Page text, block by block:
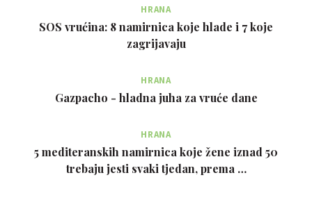
HRANA
SOS vrućina: 8 namirnica koje hlade i 7 koje
zagrijavaju
HRANA
Gazpacho - hladna juha za vruće dane
HRANA
5 mediteranskih namirnica koje žene iznad 50
trebaju jesti svaki tjedan, prema …